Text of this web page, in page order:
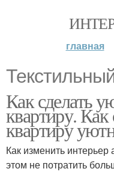
главная
Как сделать
квартиру.
квартиру
Как изменить
этом не потратить